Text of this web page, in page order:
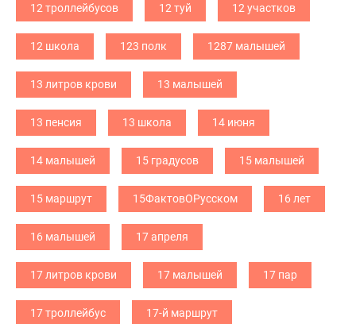
12 троллейбусов 12 туй 12 участков
12 школа 123 полк 1287 малышей
13 литров крови 13 малышей
13 пенсия 13 школа 14 июня
14 малышей 15 градусов 15 малышей
15 маршрут 15ФактовОРусском 16 лет
16 малышей 17 апреля
17 литров крови 17 малышей 17 пар
17 троллейбус 17-й маршрут